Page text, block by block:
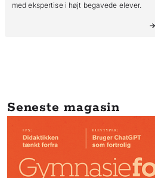
med ekspertise i højt begavede elever.
Seneste magasin